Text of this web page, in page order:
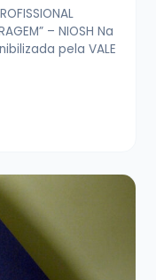
– NIOSH Na
pela VALE